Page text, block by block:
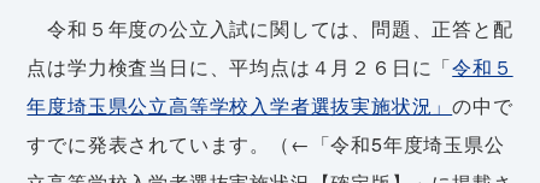
令和５年度の公立入試に関しては、問題、正答と配
点は学力検査当日に、平均点は４月２６日に「令和５
年度埼玉県公立高等学校入学者選抜実施状況」の中で
すでに発表されています。（←「令和5年度埼玉県公